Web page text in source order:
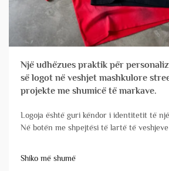
Një udhëzues praktik për
së logot në veshjet mashkulore
projekte me shumicë të markave.
Logoja është guri këndor i identitetit të
Në botën me shpejtësi të lartë të
Shiko më shumë